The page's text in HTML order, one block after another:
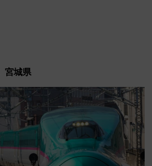
宮城県